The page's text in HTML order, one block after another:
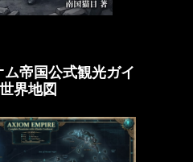
ム帝国公式観光ガイ
界地図